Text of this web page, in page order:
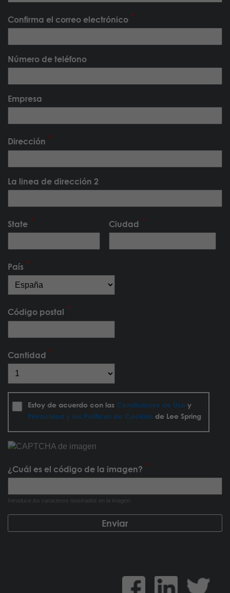
Confirma el correo electrónico
Número de teléfono
Empresa
Dirección
La linea de dirección 2
State Ciudad
País
Código postal
Cantidad
Estoy de acuerdo con las Condiciones de Uso y
Privacidad y las Políticas de Cookiesde Lee Spring
¿Cuál es el código de la imagen?
Introduce los caracteres mostrados en la imagen.